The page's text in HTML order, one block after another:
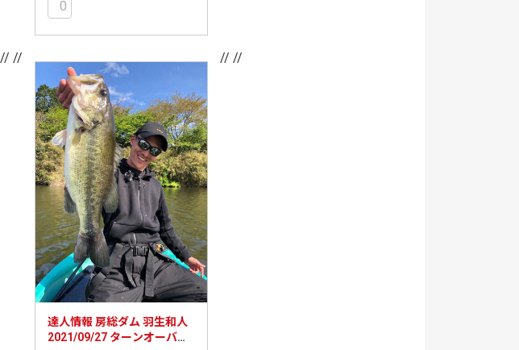
0
// //
達人情報 房総ダム 羽生和人
2021/09/27 ターンオーバー
// //